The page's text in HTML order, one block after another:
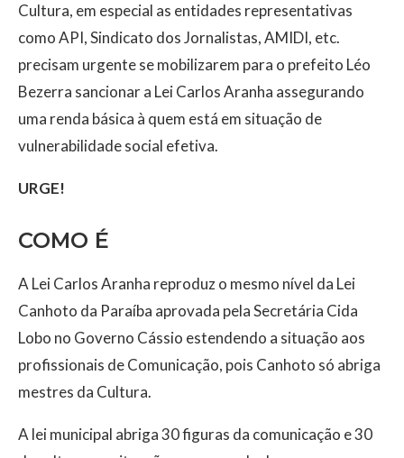
Cultura, em especial as entidades representativas
como API, Sindicato dos Jornalistas, AMIDI, etc.
precisam urgente se mobilizarem para o prefeito Léo
Bezerra sancionar a Lei Carlos Aranha assegurando
uma renda básica à quem está em situação de
vulnerabilidade social efetiva.
URGE!
COMO É
A Lei Carlos Aranha reproduz o mesmo nível da Lei
Canhoto da Paraíba aprovada pela Secretária Cida
Lobo no Governo Cássio estendendo a situação aos
profissionais de Comunicação, pois Canhoto só abriga
mestres da Cultura.
A lei municipal abriga 30 figuras da comunicação e 30